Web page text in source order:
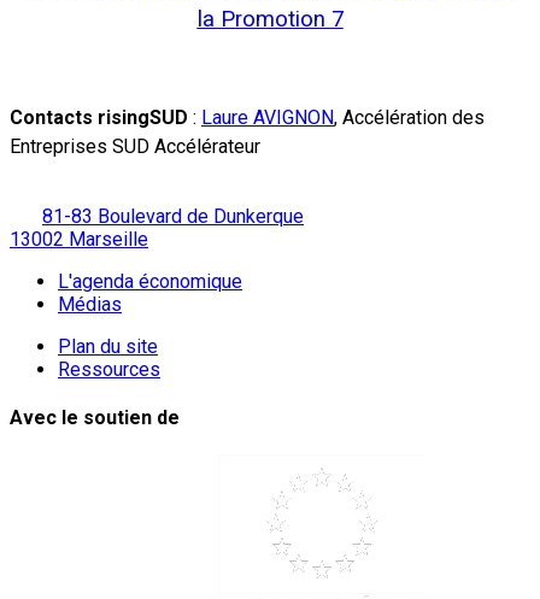
la Promotion 7
Contacts risingSUD : Laure AVIGNON, Accélération des
Entreprises SUD Accélérateur
81-83 Boulevard de Dunkerque
13002 Marseille
L'agenda économique
Médias
Plan du site
Ressources
Avec le soutien de